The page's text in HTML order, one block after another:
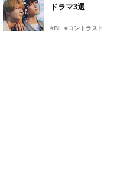
ドラマ3選
#BL #コントラスト